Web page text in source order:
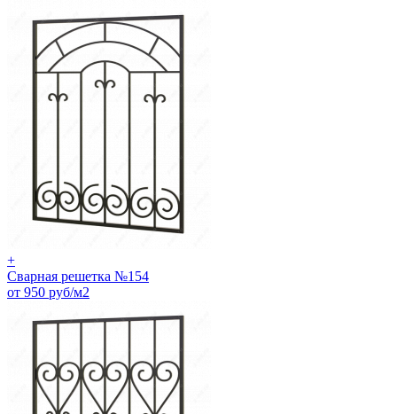
+
Сварная решетка №154
от 950 руб/м2